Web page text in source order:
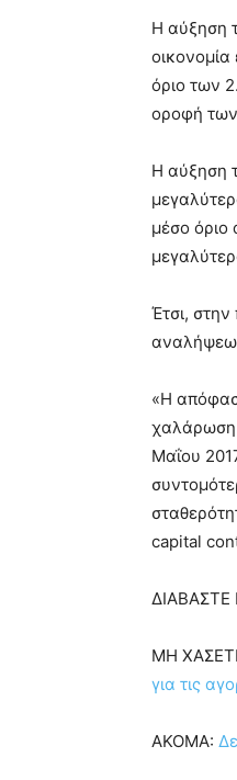
Η αύξηση
όριο των
οροφή των
Η αύξηση
μέσο
Έτσι,
«Η
χαλάρωση
Μαΐου
capital
ΔΙΑΒΑΣΤΕ
ΜΗ
για τις
ΑΚΟΜΑ: